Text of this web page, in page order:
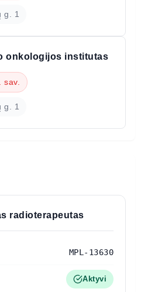
g. 1
onkologijos institutas
sav.
g. 1
radioterapeutas
MPL-13630
Aktyvi